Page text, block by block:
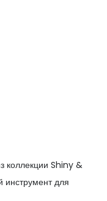
коллекции Shiny &
для